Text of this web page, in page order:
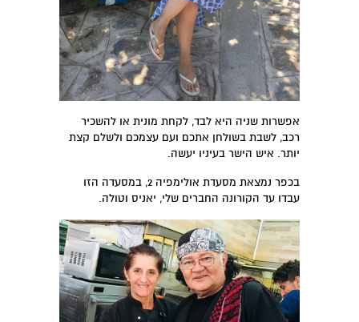
אפשרות שניה היא לבד, לקחת מונית או להשכיר
רכב, לשבת בשולחן אתכם ועם עצמכם ולשלם קצת
יותר. איש הישר בעיניו יעשה.
בכפר נמצאת מסעדת אולימפיה 2, במסעדה הזו
עבדו עד הקורונה החברים שלי, יאניס וטולה.